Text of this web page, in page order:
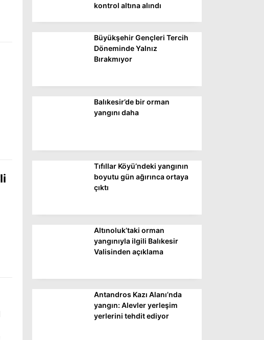
Facebook
Instagram
kontrol altına alındı
Büyükşehir Gençleri Tercih
Döneminde Yalnız
Bırakmıyor
Balıkesir’de bir orman
yangını daha
Tıfıllar Köyü’ndeki yangının
boyutu gün ağırınca ortaya
çıktı
Altınoluk’taki orman
yangınıyla ilgili Balıkesir
Valisinden açıklama
Antandros Kazı Alanı’nda
yangın: Alevler yerleşim
yerlerini tehdit ediyor